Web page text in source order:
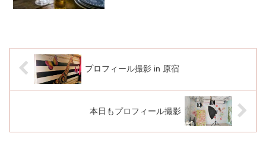
プロフィール撮影 in 原宿
本日もプロフィール撮影